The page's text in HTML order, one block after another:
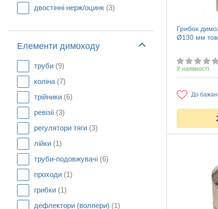
двостінні нерж/оцинк (3)
Елементи димоходу
труби (9)
коліна (7)
трійники (6)
ревізії (3)
регулятори тяги (3)
лійки (1)
труби-подовжувачі (6)
проходи (1)
грибки (1)
дефлектори (волпери) (1)
Грибок
Ø130 мм
У наявності
До